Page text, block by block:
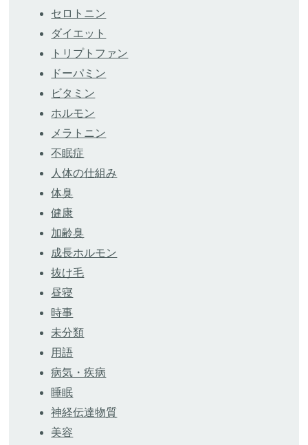
セロトニン
ダイエット
トリプトファン
ドーパミン
ビタミン
ホルモン
メラトニン
不眠症
人体の仕組み
体臭
健康
加齢臭
成長ホルモン
抜け毛
昼寝
時事
未分類
用語
病気・疾病
睡眠
神経伝達物質
美容